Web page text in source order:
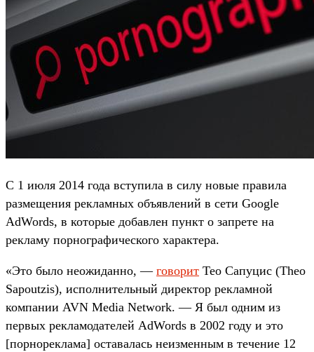
С 1 июля 2014 года вступила в силу новые правила
размещения рекламных объявлений в сети Google
AdWords, в которые добавлен пункт о запрете на
рекламу порнографического характера.
«Это было неожиданно, — говорит Тео Сапуцис (Theo
Sapoutzis), исполнительный директор рекламной
компании AVN Media Network. — Я был одним из
первых рекламодателей AdWords в 2002 году и это
[порнореклама] оставалась неизменным в течение 12